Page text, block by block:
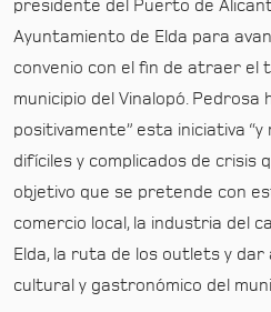
presidente del Puerto de
Ayuntamiento de Elda para
convenio con el fin de atraer el
municipio del Vinalopó. Pedrosa
positivamente” esta iniciativa
difíciles y complicados de crisis
objetivo que se pretende con
comercio local, la industria del
Elda, la ruta de los outlets y
cultural y gastronómico del